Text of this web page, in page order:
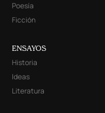
Poesía
Ficción
ENSAYOS
Historia
Ideas
Literatura